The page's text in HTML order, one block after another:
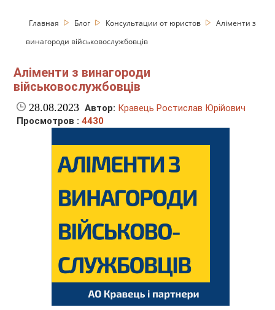
Главная Блог Консультации от юристов
Аліменти з
винагороди військовослужбовців
Аліменти з винагороди
військовослужбовців
28.08.2023 Автор: Кравець Ростислав Юрійович
Просмотров :4430